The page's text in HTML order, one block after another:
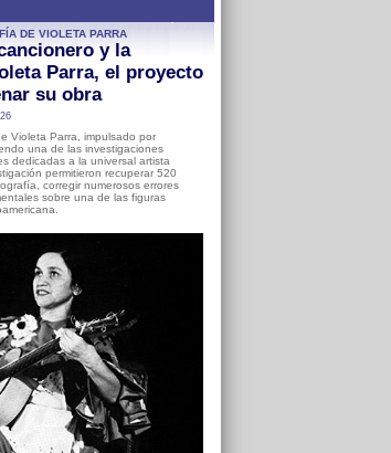
DE VIOLETA PARRA
y la
Parra, el proyecto
su obra
Violeta Parra, impulsado por
una de las investigaciones
dedicadas a la universal artista
permitieron recuperar 520
corregir numerosos errores
sobre una de las figuras